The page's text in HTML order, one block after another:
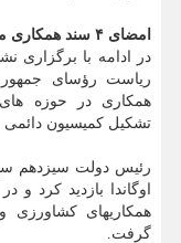
امضای ۴ سند همکاری میان ایران و اوگاندا
در ادامه با برگزاری
همکاری در حوزه
تشکیل کمیسیون دائمی
رئیس دولت سیزدهم
اوگاندا بازدید کرد و
همکاریهای
گرفت.